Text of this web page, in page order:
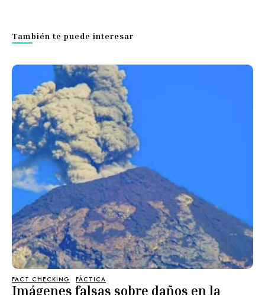
También te puede interesar
FACT CHECKING FÁCTICA
Imágenes falsas sobre daños en la